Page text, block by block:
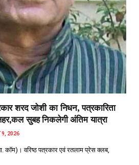
शरद जोशी का निधन, पत्रकारिता
सुबह निकलेगी अंतिम यात्रा
9, 2026
कॉम)। वरिष्ठ पत्रकार एवं रतलाम प्रेस क्लब,